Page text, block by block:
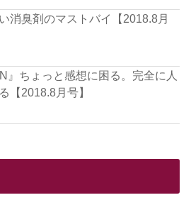
消臭剤のマストバイ【2018.8月
ちょっと感想に困る。完全に人
【2018.8月号】